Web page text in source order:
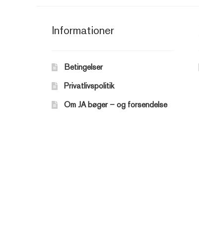
Informationer
Betingelser
Privatlivspolitik
Om JA bøger – og forsendelse